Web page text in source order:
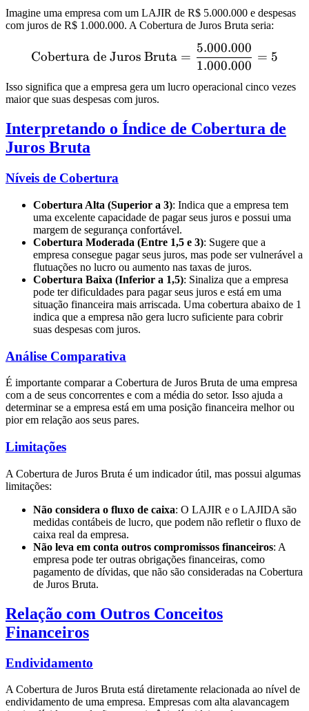
Imagine uma empresa com um LAJIR de R$ 5.000.000 e despesas
com juros de R$ 1.000.000. A Cobertura de Juros Bruta seria:
\text{Cobertura de
Cobertura de Juros Bruta =
1.000.000
5.000.000
= 5
Isso significa que a empresa gera um lucro operacional cinco vezes
maior que suas despesas com juros.
Interpretando o Índice de Cobertura de
Juros Bruta
Níveis de Cobertura
Cobertura Alta (Superior a 3): Indica que a empresa tem
uma excelente capacidade de pagar seus juros e possui uma
margem de segurança confortável.
Cobertura Moderada (Entre 1,5 e 3): Sugere que a
empresa consegue pagar seus juros, mas pode ser vulnerável a
flutuações no lucro ou aumento nas taxas de juros.
Cobertura Baixa (Inferior a 1,5): Sinaliza que a empresa
pode ter dificuldades para pagar seus juros e está em uma
situação financeira mais arriscada. Uma cobertura abaixo de 1
indica que a empresa não gera lucro suficiente para cobrir
suas despesas com juros.
Análise Comparativa
É importante comparar a Cobertura de Juros Bruta de uma empresa
com a de seus concorrentes e com a média do setor. Isso ajuda a
determinar se a empresa está em uma posição financeira melhor ou
pior em relação aos seus pares.
Limitações
A Cobertura de Juros Bruta é um indicador útil, mas possui algumas
limitações:
Não considera o fluxo de caixa: O LAJIR e o LAJIDA são
medidas contábeis de lucro, que podem não refletir o fluxo de
caixa real da empresa.
Não leva em conta outros compromissos financeiros: A
empresa pode ter outras obrigações financeiras, como
pagamento de dívidas, que não são consideradas na Cobertura
de Juros Bruta.
Relação com Outros Conceitos
Financeiros
Endividamento
A Cobertura de Juros Bruta está diretamente relacionada ao nível de
endividamento de uma empresa. Empresas com alta alavancagem